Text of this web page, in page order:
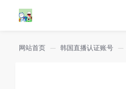
网站首页 韩国直播认证账号